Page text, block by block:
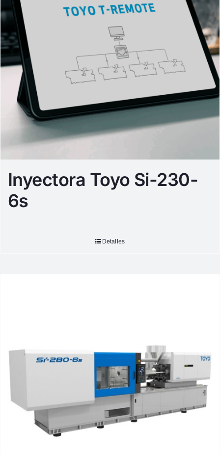
Inyectora Toyo Si-230-
6s
Detalles